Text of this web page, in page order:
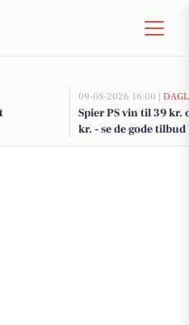
09-08-2026 16:00 |
Spier PS vin til 39 kr.
kr. - se de gode